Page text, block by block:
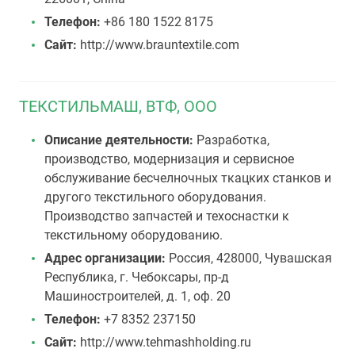
Телефон: +86 180 1522 8175
Сайт: http://www.brauntextile.com
ТЕКСТИЛЬМАШ, ВТФ, ООО
Описание деятельности: Разработка,
производство, модернизация и сервисное
обслуживание бесчелночных ткацких станков и
другого текстильного оборудования.
Производство запчастей и техоснастки к
текстильному оборудованию.
Адрес организации: Россия, 428000, Чувашская
Республика, г. Чебоксары, пр-д
Машиностроителей, д. 1, оф. 20
Телефон: +7 8352 237150
Сайт: http://www.tehmashholding.ru